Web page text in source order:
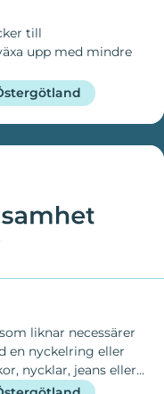
till
upp med mindre
liknar necessärer
en nyckelring eller
nycklar, jeans eller
och/eller ta med sig